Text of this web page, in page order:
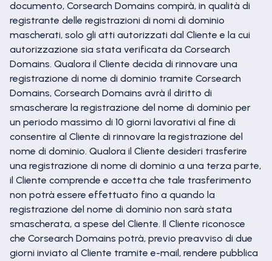
documento, Corsearch Domains compirà, in qualità di
registrante delle registrazioni di nomi di dominio
mascherati, solo gli atti autorizzati dal Cliente e la cui
autorizzazione sia stata verificata da Corsearch
Domains. Qualora il Cliente decida di rinnovare una
registrazione di nome di dominio tramite Corsearch
Domains, Corsearch Domains avrà il diritto di
smascherare la registrazione del nome di dominio per
un periodo massimo di 10 giorni lavorativi al fine di
consentire al Cliente di rinnovare la registrazione del
nome di dominio. Qualora il Cliente desideri trasferire
una registrazione di nome di dominio a una terza parte,
il Cliente comprende e accetta che tale trasferimento
non potrà essere effettuato fino a quando la
registrazione del nome di dominio non sarà stata
smascherata, a spese del Cliente. Il Cliente riconosce
che Corsearch Domains potrà, previo preavviso di due
giorni inviato al Cliente tramite e-mail, rendere pubblica